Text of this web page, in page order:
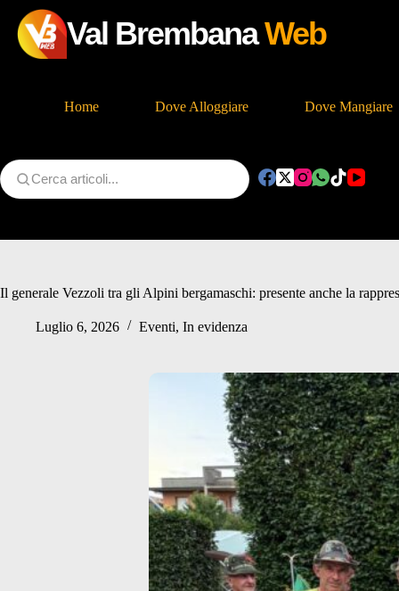
Val BrembanaWeb
Home Dove Alloggiare Dove Mangiare
Il generale Vezzoli tra gli Alpini bergamaschi: presente anche la
Luglio 6, 2026 Eventi, In evidenza